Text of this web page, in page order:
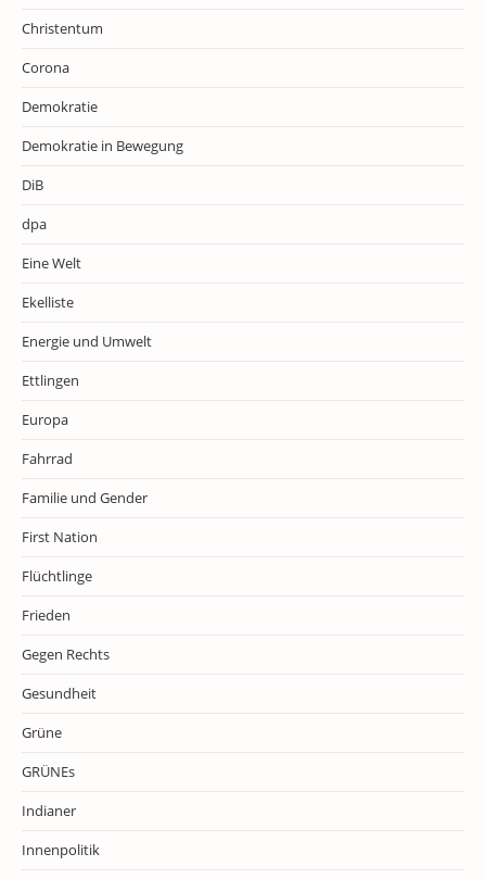
Christentum
Corona
Demokratie
Demokratie in Bewegung
DiB
dpa
Eine Welt
Ekelliste
Energie und Umwelt
Ettlingen
Europa
Fahrrad
Familie und Gender
First Nation
Flüchtlinge
Frieden
Gegen Rechts
Gesundheit
Grüne
GRÜNEs
Indianer
Innenpolitik